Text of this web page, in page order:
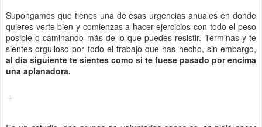
Supongamos que tienes una de esas urgencias anuales en donde
quieres verte bien y comienzas a hacer ejercicios con todo el peso
posible o caminando más de lo que puedes resistir. Terminas y te
sientes orgulloso por todo el trabajo que has hecho, sin embargo,
al día siguiente te sientes como si te fuese pasado por encima
una aplanadora.